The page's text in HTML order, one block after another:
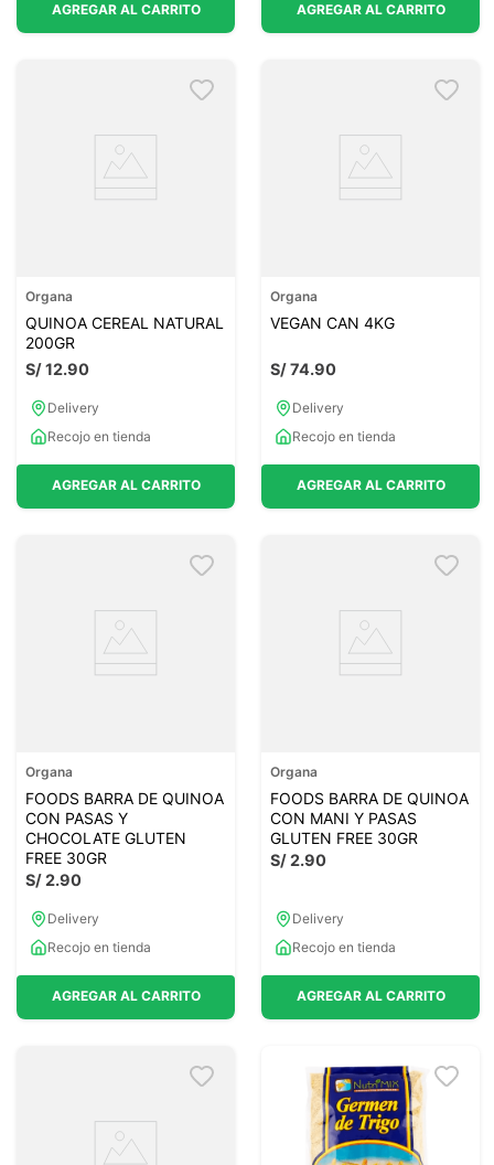
AGREGAR AL CARRITO AGREGAR AL CARRITO
Organa
QUINOA CEREAL NATURAL
200GR
S/12.90
Delivery
Recojo en tienda
AGREGAR AL CARRITO
Organa
VEGAN CAN 4KG
S/74.90
Delivery
Recojo en tienda
AGREGAR AL CARRITO
Organa
FOODS BARRA DE QUINOA
CON PASAS Y
CHOCOLATE GLUTEN
FREE 30GR
S/2.90
Delivery
Recojo en tienda
AGREGAR AL CARRITO
Organa
FOODS BARRA DE QUINOA
CON MANI Y PASAS
GLUTEN FREE 30GR
S/2.90
Delivery
Recojo en tienda
AGREGAR AL CARRITO